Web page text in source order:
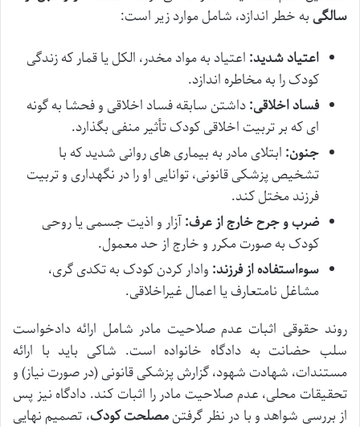
سالگی به خطر اندازد، شامل موارد زیر است:
اعتیاد شدید: اعتیاد به مواد مخدر، الکل یا قمار که زندگی
کودک را به مخاطره اندازد.
فساد اخلاقی:داشتن سابقه فساد اخلاقی و فحشا به گونه
ای که بر تربیت اخلاقی کودک تأثیر منفی بگذارد.
جنون: ابتلای مادر به بیماری های روانی شدید که با
تشخیص پزشکی قانونی، توانایی او را در نگهداری و تربیت
فرزند مختل کند.
ضرب و جرح خارج از عرف:آزار و اذیت جسمی یا روحی
کودک به صورت مکرر و خارج از حد معمول.
سوءاستفاده از فرزند: وادار کردن کودک به تکدی گری،
مشاغل نامتعارف یا اعمال غیراخلاقی.
روند حقوقی اثبات عدم صلاحیت مادر شامل ارائه دادخواست
سلب حضانت به دادگاه خانواده است. شاکی باید با ارائه
مستندات، شهادت شهود، گزارش پزشکی قانونی (در صورت نیاز) و
تحقیقات محلی، عدم صلاحیت مادر را اثبات کند. دادگاه نیز پس
از بررسی شواهد و با در نظر گرفتنمصلحت کودک، تصمیم نهایی